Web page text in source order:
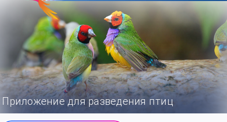
Приложение для разведения птиц